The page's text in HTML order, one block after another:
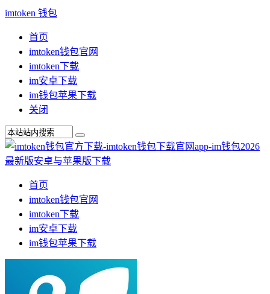
imtoken 钱包
首页
imtoken钱包官网
imtoken下载
im安卓下载
im钱包苹果下载
关闭
首页
imtoken钱包官网
imtoken下载
im安卓下载
im钱包苹果下载